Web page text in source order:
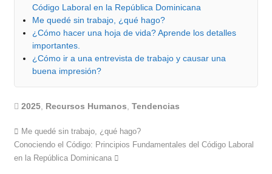
Código Laboral en la República Dominicana
Me quedé sin trabajo, ¿qué hago?
¿Cómo hacer una hoja de vida? Aprende los detalles
importantes.
¿Cómo ir a una entrevista de trabajo y causar una
buena impresión?
2025, Recursos Humanos Tendencias
Me quedé sin trabajo, ¿qué hago?
Conociendo el Código: Principios Fundamentales del Código Laboral
en la República Dominicana